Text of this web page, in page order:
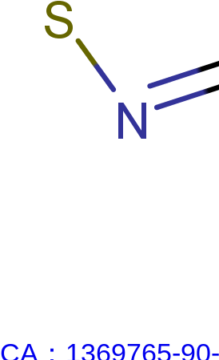
CA：1369765-